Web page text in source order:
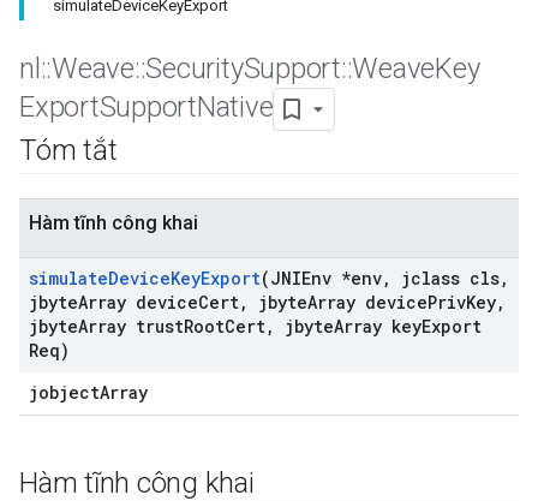
simulateDeviceKeyExport
nl ::Weave::SecuritySupport::WeaveKey
ExportSupportNative
Tóm tắt
Hàm tĩnh công khai
simulateDeviceKeyExport(JNIEnv *env, jclass cls,
jbyteArray deviceCert, jbyteArray devicePrivKey,
jbyteArray trustRootCert, jbyteArray keyExport
Req)
jobjectArray
Hàm tĩnh công khai